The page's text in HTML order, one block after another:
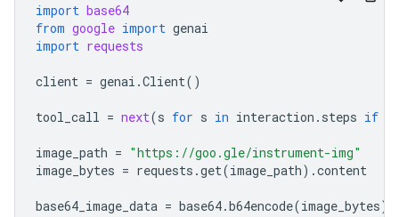
import base64
from google import genai
import requests
client = genai .Client()
tool_call = next(s for s in interaction . steps if
image_path = "https://goo.gle/instrument-img"
image_bytes = requests .get(image_path) .content
base64_image_data = base64.b64encode(image_bytes)